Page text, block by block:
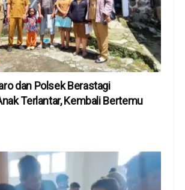
dan Polsek Berastagi
Terlantar, Kembali Bertemu